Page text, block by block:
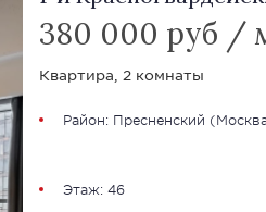
380 000 руб /
Квартира, 2 комнаты
Район: Пресненский (
Этаж: 46